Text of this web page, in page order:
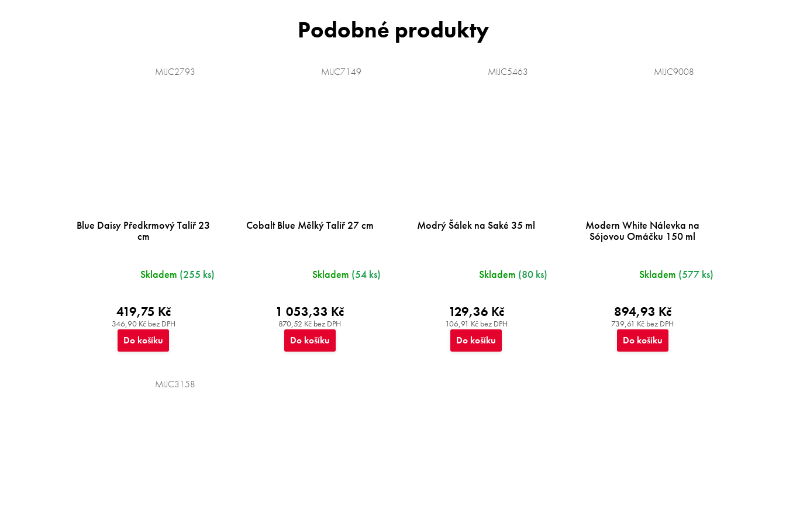
Blue Daisy Předkrmový Talíř 23
cm
Skladem (255 ks)
346,90 Kč bez DPH
419,75 Kč
Do košíku
MIJC2793
Cobalt Blue Mělký Talíř 27 cm
Skladem (54 ks)
870,52 Kč bez DPH
1 053,33 Kč
Do košíku
MIJC7149
Modrý Šálek na Saké 35 ml
Skladem (80 ks)
106,91 Kč bez DPH
129,36 Kč
Do košíku
MIJC5463
Modern White Nálevka na
Sójovou Omáčku 150 ml
Skladem (577 ks)
739,61 Kč bez DPH
894,93 Kč
Do košíku
MIJC9008
MIJC3158